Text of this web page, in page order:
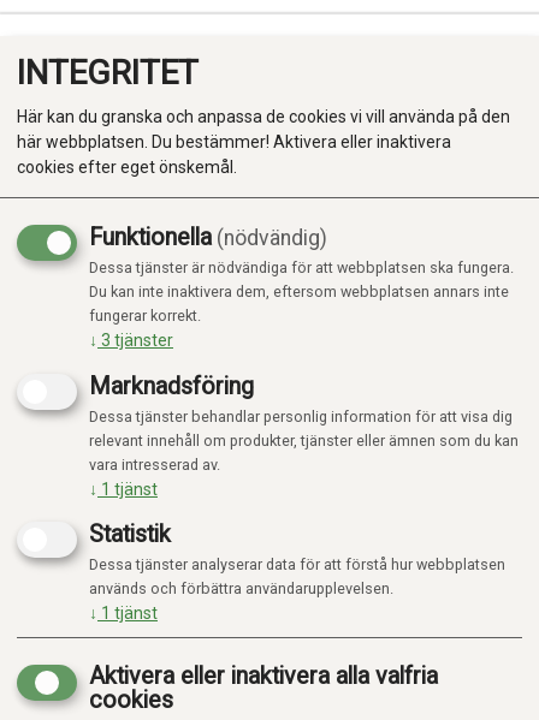
Produkter
Kategorier
Kampanj
INTEGRITET
Här kan du granska och anpassa de cookies vi vill använda på den
här webbplatsen. Du bestämmer! Aktivera eller inaktivera
cookies efter eget önskemål.
Funktionella (nödvändig)
Dessa tjänster är nödvändiga för att webbplatsen ska fungera.
Du kan inte inaktivera dem, eftersom webbplatsen annars inte
fungerar korrekt.
↓ 3 tjänster
Marknadsföring
Dessa tjänster behandlar personlig information för att visa dig
relevant innehåll om produkter, tjänster eller ämnen som du kan
vara intresserad av.
↓ 1 tjänst
Statistik
Dessa tjänster analyserar data för att förstå hur webbplatsen
används och förbättra användarupplevelsen.
↓ 1 tjänst
Aktivera eller inaktivera alla valfria
cookies